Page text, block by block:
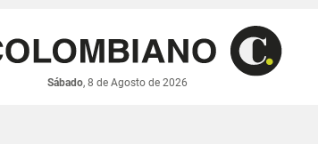
Sábado, 8 de Agosto de 2026